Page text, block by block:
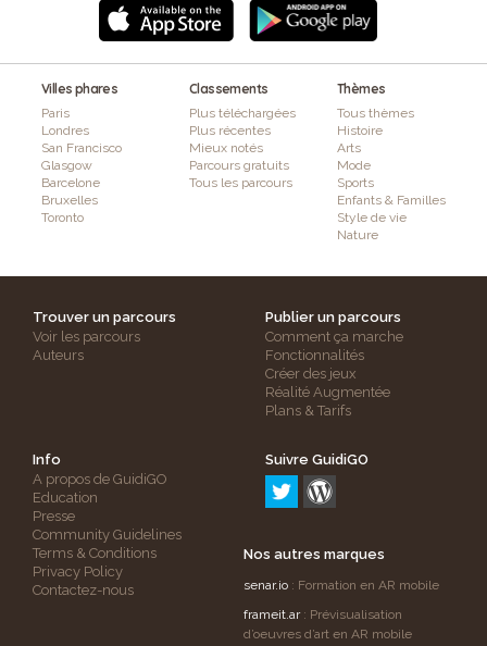
Villes phares
Paris
Londres
San Francisco
Glasgow
Barcelone
Bruxelles
Toronto
Classements
Plus téléchargées
Plus récentes
Mieux notés
Parcours gratuits
Tous les parcours
Thèmes
Tous thèmes
Histoire
Arts
Mode
Sports
Enfants & Familles
Style de vie
Nature
Trouver un parcours
Voir les parcours
Auteurs
Publier un parcours
Comment ça marche
Fonctionnalités
Créer des jeux
Réalité Augmentée
Plans & Tarifs
Info
A propos de GuidiGO
Education
Presse
Community Guidelines
Terms & Conditions
Privacy Policy
Contactez-nous
Suivre GuidiGO
Nos autres marques
senar.io : Formation en AR mobile
frameit.ar: Prévisualisation
d’oeuvres d’art en AR mobile